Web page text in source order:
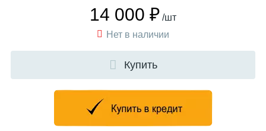
14 000 ₽ /шт
Нет в наличии
Купить